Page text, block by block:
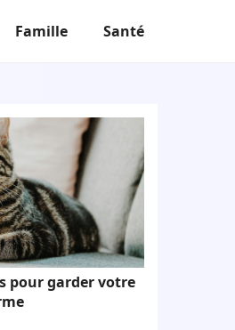
Famille Santé
pour garder votre